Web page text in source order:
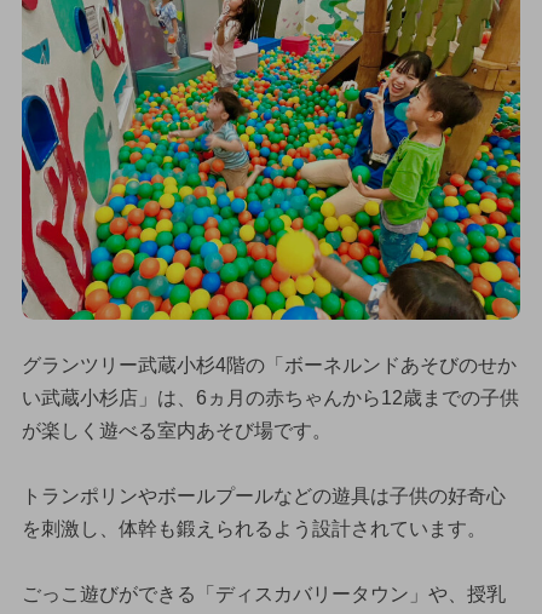
グランツリー武蔵小杉4階の「ボーネルンドあそびのせか
い武蔵小杉店」は、6ヵ月の赤ちゃんから12歳までの子供
が楽しく遊べる室内あそび場です。
トランポリンやボールプールなどの遊具は子供の好奇心
を刺激し、体幹も鍛えられるよう設計されています。
ごっこ遊びができる「ディスカバリータウン」や、授乳